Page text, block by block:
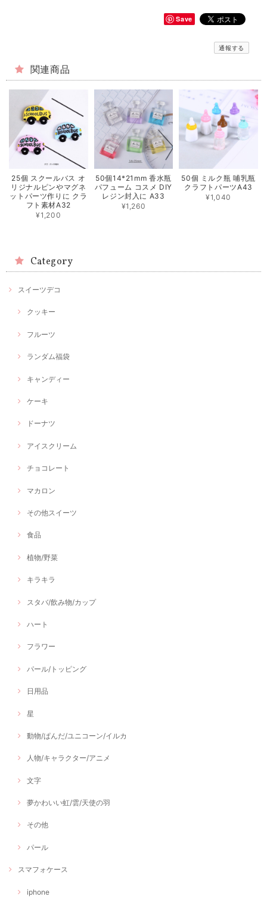
Save
通報する
関連商品
25個 スクールバス オ
リジナルピンやマグネ
ットパーツ作りに クラ
フト素材A32
¥1,200
50個14*21mm 香水瓶
パフューム コスメ DIY
レジン封入に A33
¥1,260
50個 ミルク瓶 哺乳瓶
クラフトパーツA43
¥1,040
Category
スイーツデコ
クッキー
フルーツ
ランダム福袋
キャンディー
ケーキ
ドーナツ
アイスクリーム
チョコレート
マカロン
その他スイーツ
食品
植物/野菜
キラキラ
スタバ/飲み物/カップ
ハート
フラワー
パール/トッピング
日用品
星
動物/ぱんだ/ユニコーン/イルカ
人物/キャラクター/アニメ
文字
夢かわいい虹/雲/天使の羽
その他
パール
スマフォケース
iphone